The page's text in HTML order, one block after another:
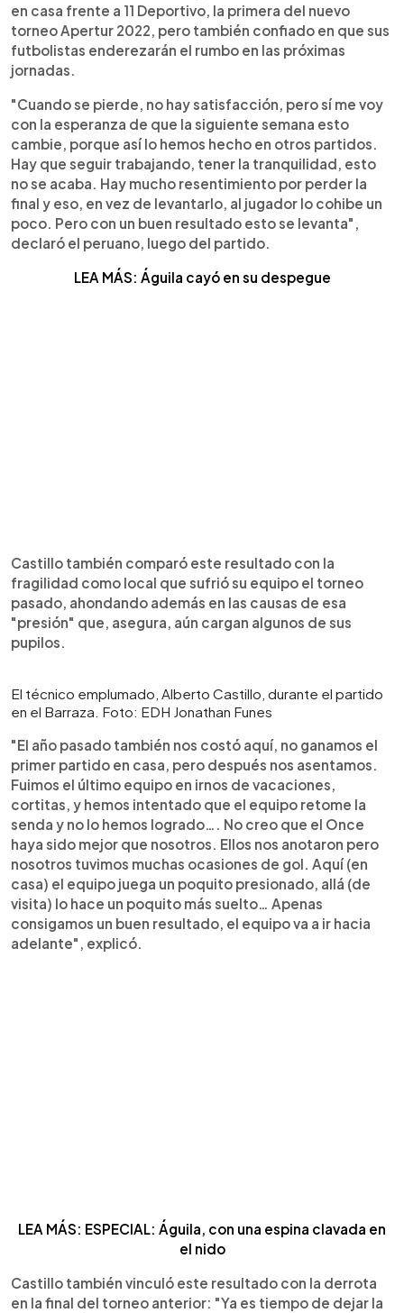
en casa frente a 11 Deportivo, la primera del nuevo
torneo Apertur 2022, pero también confiado en que sus
futbolistas enderezarán el rumbo en las próximas
jornadas.
"Cuando se pierde, no hay satisfacción, pero sí me voy
con la esperanza de que la siguiente semana esto
cambie, porque así lo hemos hecho en otros partidos.
Hay que seguir trabajando, tener la tranquilidad, esto
no se acaba. Hay mucho resentimiento por perder la
final y eso, en vez de levantarlo, al jugador lo cohibe un
poco. Pero con un buen resultado esto se levanta",
declaró el peruano, luego del partido.
LEA MÁS: Águila cayó en su despegue
Castillo también comparó este resultado con la
fragilidad como local que sufrió su equipo el torneo
pasado, ahondando además en las causas de esa
"presión" que, asegura, aún cargan algunos de sus
pupilos.
El técnico emplumado, Alberto Castillo, durante el partido
en el Barraza. Foto: EDH Jonathan Funes
"El año pasado también nos costó aquí, no ganamos el
primer partido en casa, pero después nos asentamos.
Fuimos el último equipo en irnos de vacaciones,
cortitas, y hemos intentado que el equipo retome la
senda y no lo hemos logrado…. No creo que el Once
haya sido mejor que nosotros. Ellos nos anotaron pero
nosotros tuvimos muchas ocasiones de gol. Aquí (en
casa) el equipo juega un poquito presionado, allá (de
visita) lo hace un poquito más suelto… Apenas
consigamos un buen resultado, el equipo va a ir hacia
adelante", explicó.
LEA MÁS: ESPECIAL: Águila, con una espina clavada en
el nido
Castillo también vinculó este resultado con la derrota
en la final del torneo anterior: "Ya es tiempo de dejar la